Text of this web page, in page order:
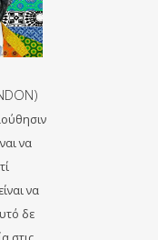
να
να
δε